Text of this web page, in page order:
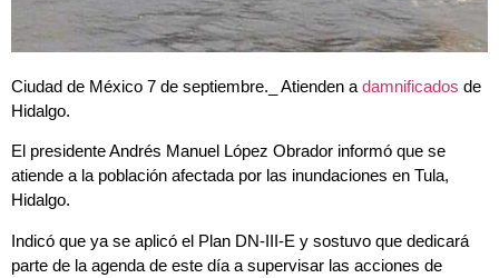
Ciudad de México 7 de septiembre._ Atienden a damnificados de
Hidalgo.
El presidente Andrés Manuel López Obrador informó que se
atiende a la población afectada por las inundaciones en Tula,
Hidalgo.
Indicó que ya se aplicó el Plan DN-III-E y sostuvo que dedicará
parte de la agenda de este día a supervisar las acciones de